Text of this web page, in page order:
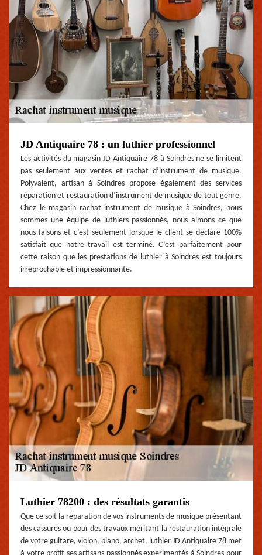
JD Antiquaire 78 : un luthier professionnel
Les activités du magasin JD Antiquaire 78 à Soindres ne se limitent
pas seulement aux ventes et rachat d’instrument de musique.
Polyvalent, artisan à Soindres propose également des services
réparation et restauration d’instrument de musique de tout genre.
Chez le magasin rachat instrument de musique à Soindres, nous
sommes une équipe de luthiers passionnés, nous aimons ce que
nous faisons et c’est seulement lorsque le client se déclare 100%
satisfait que notre travail est terminé. C’est parfaitement pour
cette raison que les prestations de luthier à Soindres est toujours
irréprochable et impressionnante.
Luthier 78200 : des résultats garantis
Que ce soit la réparation de vos instruments de musique présentant
des cassures ou pour des travaux méritant la restauration intégrale
de votre guitare, violon, piano, archet, luthier JD Antiquaire 78 met